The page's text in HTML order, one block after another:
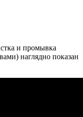
и промывка
наглядно показан